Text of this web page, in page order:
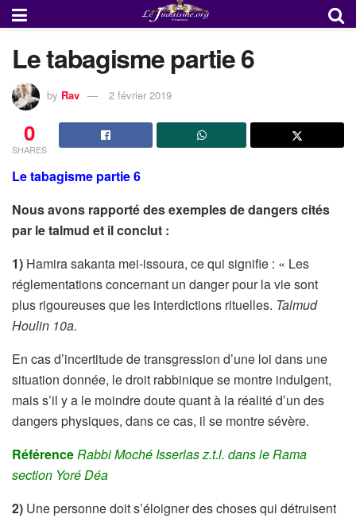
Le tabagisme partie 6
by Rav 2 février 2019
0
SHARES
Le tabagisme partie 6
Nous avons rapporté des exemples de dangers cités
par le talmud et il conclut :
1) Hamira sakanta mei-issoura, ce qui signifie : « Les
réglementations concernant un danger pour la vie sont
plus rigoureuses que les interdictions rituelles. Talmud
Houlin 10a.
En cas d’incertitude de transgression d’une loi dans une
situation donnée, le droit rabbinique se montre indulgent,
mais s’il y a le moindre doute quant à la réalité d’un des
dangers physiques, dans ce cas, il se montre sévère.
RéférenceRabbi Moché Isserlas z.t.l. dans le Rama
section Yoré Déa
2) Une personne doit s’éloigner des choses qui détruisent